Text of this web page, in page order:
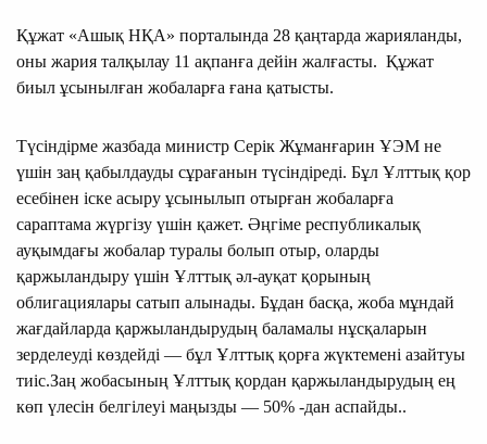
Құжат «Ашық НҚА» порталында 28 қаңтарда жарияланды,
оны жария талқылау 11 ақпанға дейін жалғасты. Құжат
биыл ұсынылған жобаларға ғана қатысты.
Түсіндірме жазбада министр Серік Жұманғарин ҰЭМ не
үшін заң қабылдауды сұрағанын түсіндіреді. Бұл Ұлттық қор
есебінен іске асыру ұсынылып отырған жобаларға
сараптама жүргізу үшін қажет. Әңгіме республикалық
ауқымдағы жобалар туралы болып отыр, оларды
қаржыландыру үшін Ұлттық әл-ауқат қорының
облигациялары сатып алынады. Бұдан басқа, жоба мұндай
жағдайларда қаржыландырудың баламалы нұсқаларын
зерделеуді көздейді — бұл Ұлттық қорға жүктемені азайтуы
тиіс.Заң жобасының Ұлттық қордан қаржыландырудың ең
көп үлесін белгілеуі маңызды — 50% -дан аспайды..